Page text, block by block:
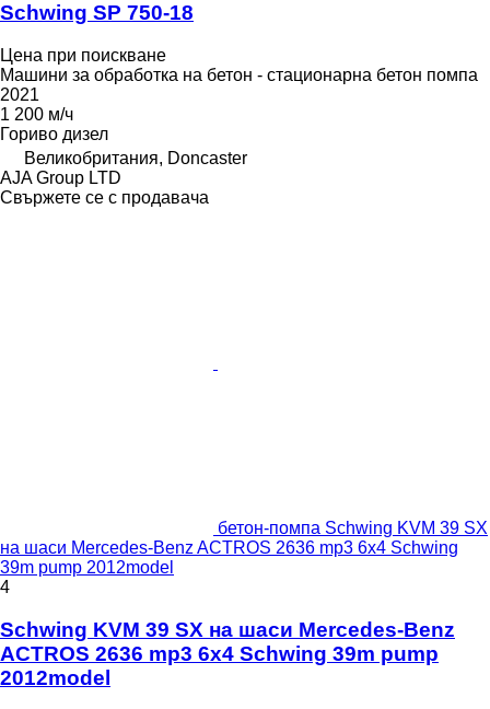
Schwing SP 750-18
Цена при поискване
Машини за обработка на бетон - стационарна бетон помпа
2021
1 200 м/ч
Гориво дизел
Великобритания, Doncaster
AJA Group LTD
Свържете се с продавача
бетон-помпа Schwing KVM 39 SX
на шаси Mercedes-Benz ACTROS 2636 mp3 6x4 Schwing
39m pump 2012model
4
Schwing KVM 39 SX на шаси Mercedes-Benz
ACTROS 2636 mp3 6x4 Schwing 39m pump
2012model